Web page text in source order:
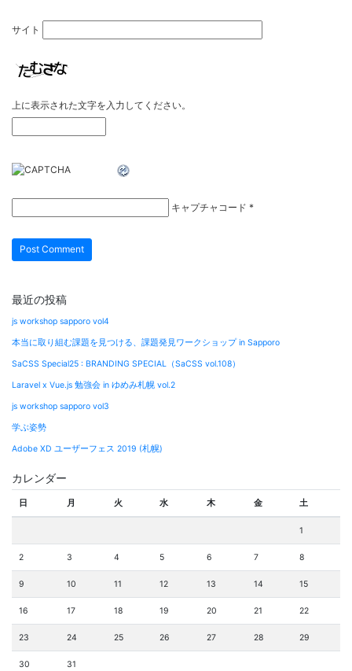
サイト
上に表示された文字を入力してください。
キャプチャコード *
最近の投稿
js workshop sapporo vol4
本当に取り組む課題を見つける、課題発見ワークショップ in Sapporo
SaCSS Special25 : BRANDING SPECIAL（SaCSS vol.108）
Laravel x Vue.js 勉強会 in ゆめみ札幌 vol.2
js workshop sapporo vol3
学ぶ姿勢
Adobe XD ユーザーフェス 2019 (札幌)
カレンダー
日 月 火 水 木 金 土
1
2 3 4 5 6 7 8
9 10 11 12 13 14 15
16 17 18 19 20 21 22
23 24 25 26 27 28 29
30 31